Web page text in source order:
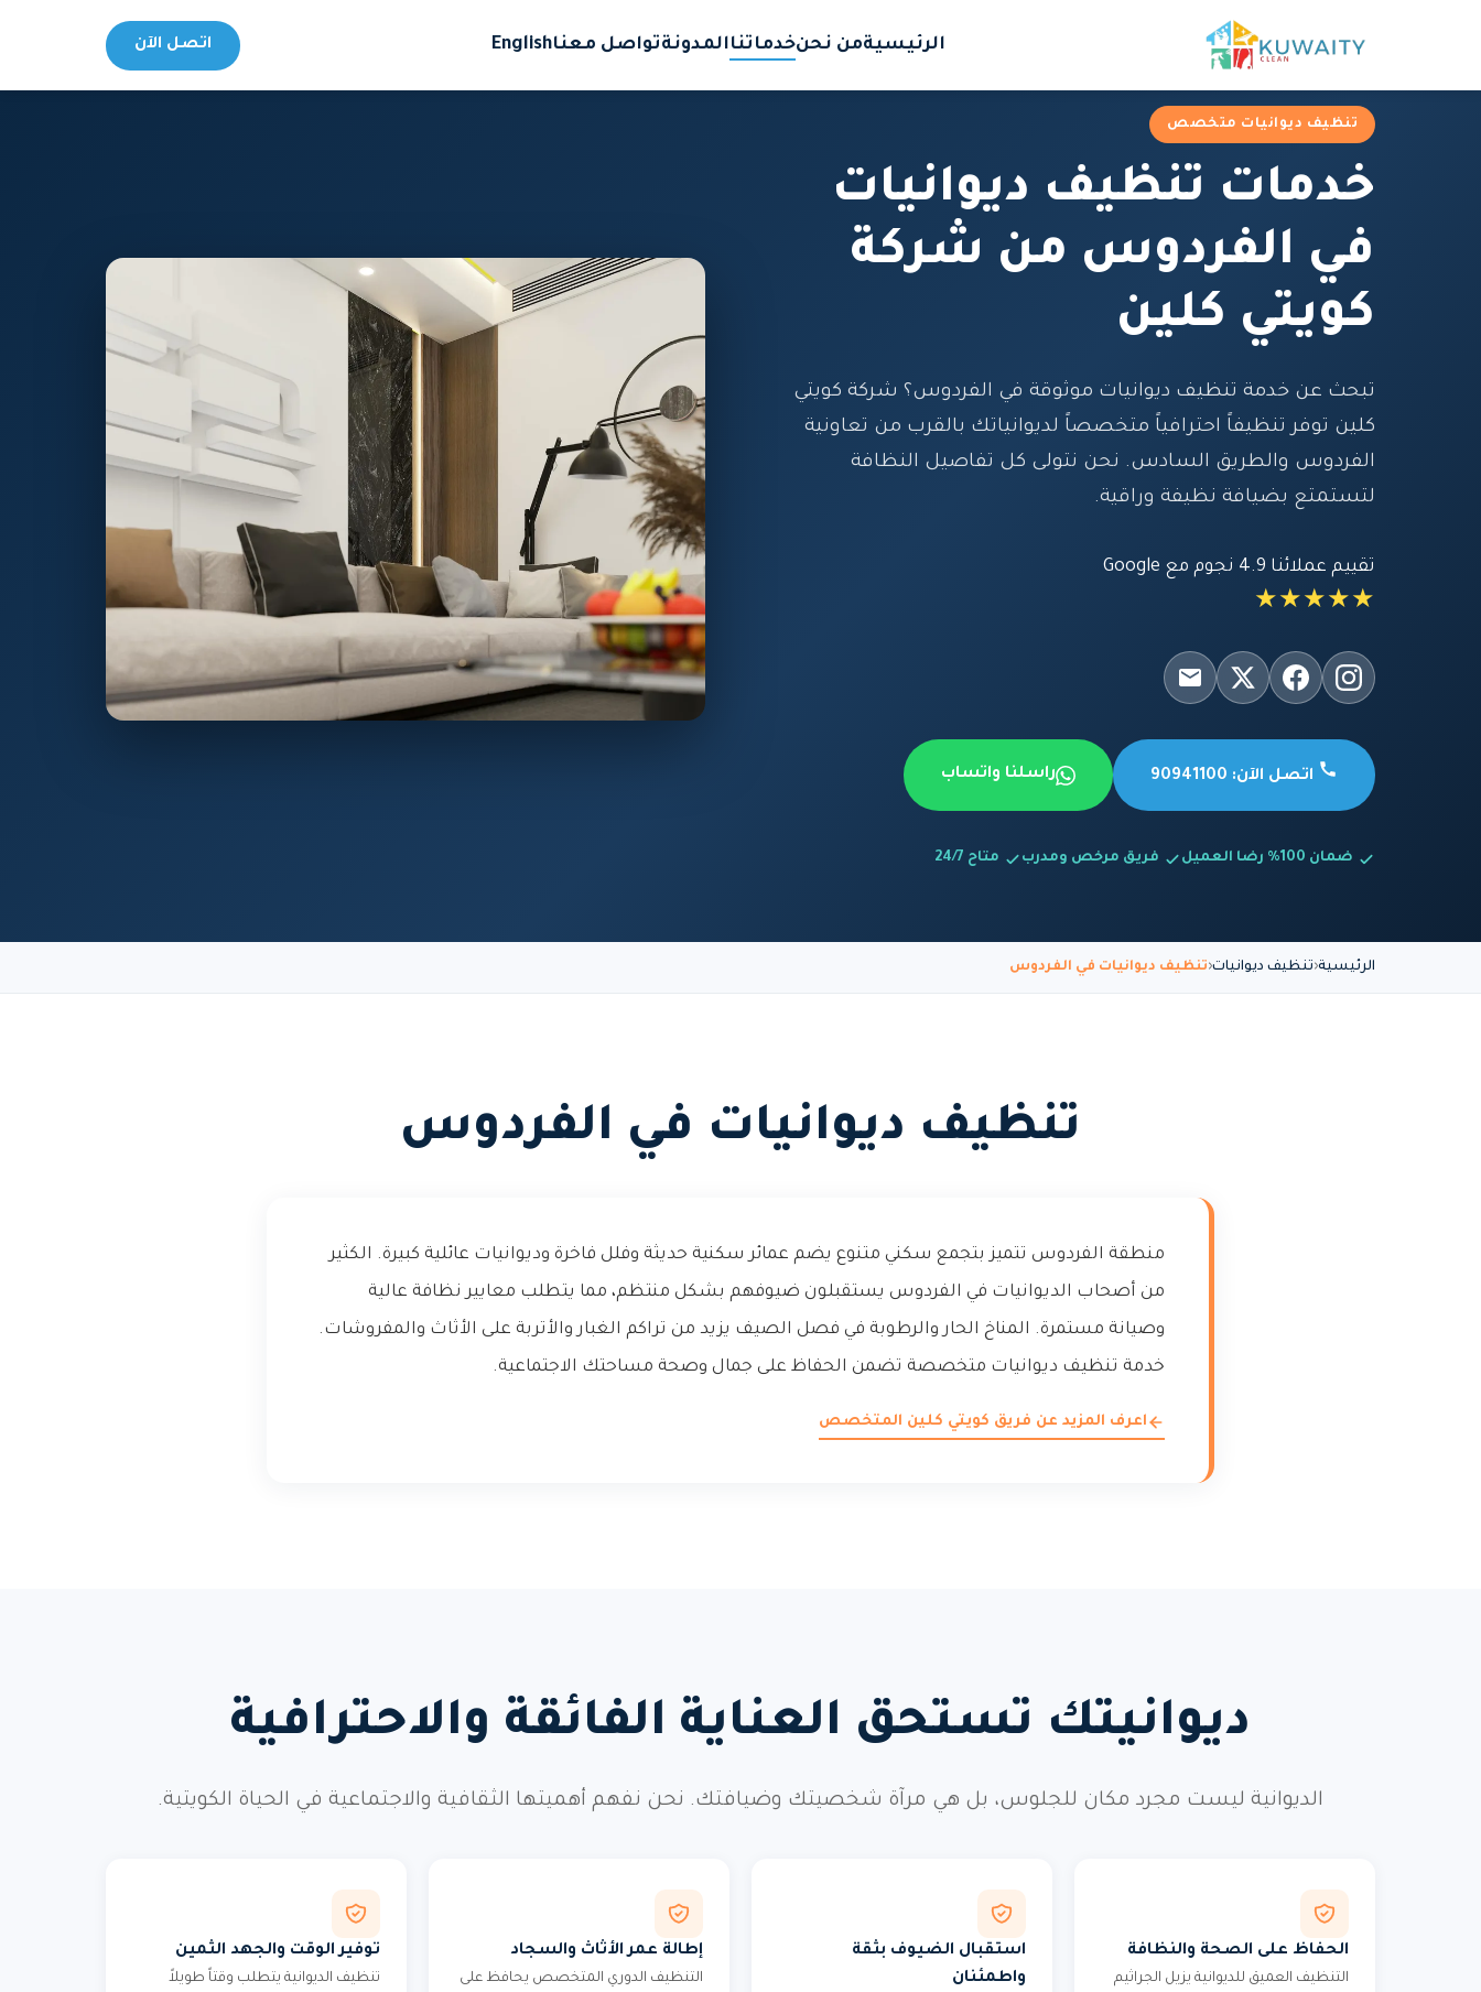
الرئيسيةمن نحنخدماتناالمدونةتواصل معناEnglish اتصل الآن
تنظيف ديوانيات متخصص
خدمات تنظيف ديوانيات
في الفردوس من شركة
كويتي كلين
تبحث عن خدمة تنظيف ديوانيات موثوقة في الفردوس؟ شركة كويتي
كلين توفر تنظيفاً احترافياً متخصصاً لديوانياتك بالقرب من تعاونية
الفردوس والطريق السادس. نحن نتولى كل تفاصيل النظافة
لتستمتع بضيافة نظيفة وراقية.
تقييم عملائنا 4.9 نجوم مع Google
★★★★★
اتصل الآن: 90941100 راسلنا واتساب
ضمان 100% رضا العميل فريق مرخص ومدرب متاح 24/7
الرئيسية تنظيف ديوانيات تنظيف ديوانيات في الفردوس
تنظيف ديوانيات في الفردوس
منطقة الفردوس تتميز بتجمع سكني متنوع يضم عمائر سكنية حديثة وفلل فاخرة وديوانيات عائلية كبيرة. الكثير
من أصحاب الديوانيات في الفردوس يستقبلون ضيوفهم بشكل منتظم، مما يتطلب معايير نظافة عالية
وصيانة مستمرة. المناخ الحار والرطوبة في فصل الصيف يزيد من تراكم الغبار والأتربة على الأثاث والمفروشات.
خدمة تنظيف ديوانيات متخصصة تضمن الحفاظ على جمال وصحة مساحتك الاجتماعية.
اعرف المزيد عن فريق كويتي كلين المتخصص
ديوانيتك تستحق العناية الفائقة والاحترافية
الديوانية ليست مجرد مكان للجلوس، بل هي مرآة شخصيتك وضيافتك. نحن نفهم أهميتها الثقافية والاجتماعية في الحياة الكويتية.
الحفاظ على الصحة والنظافة
التنظيف العميق للديوانية يزيل الجراثيم
استقبال الضيوف بثقة
واطمئنان
إطالة عمر الأثاث والسجاد
التنظيف الدوري المتخصص يحافظ على
توفير الوقت والجهد الثمين
تنظيف الديوانية يتطلب وقتاً طويلاً